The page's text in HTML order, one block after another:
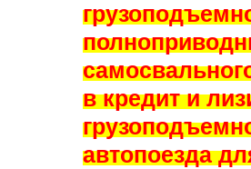
в кредит и
автопоезда